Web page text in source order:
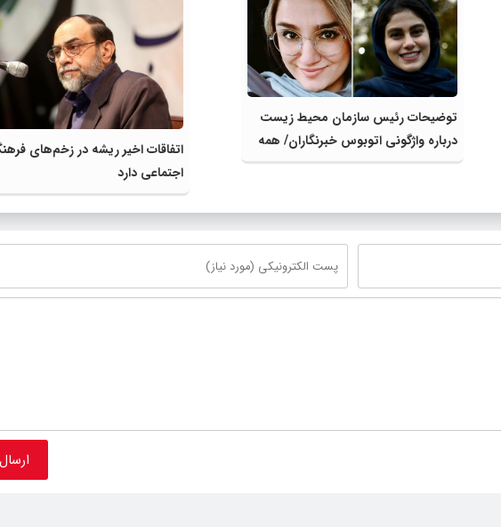
توضیحات رئیس سازمان محیط زیست
درباره ‌واژگونی اتوبوس خبرنگاران/ همه
تمرکزمان بر ‌درمان خبرنگاران مصدوم
اتفاقات اخیر ریشه در زخم‌های
اجتماعی دارد